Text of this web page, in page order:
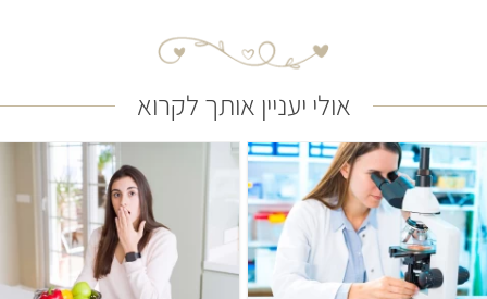
אולי יעניין אותך לקרוא